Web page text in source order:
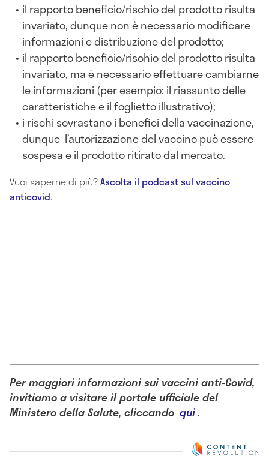
il rapporto beneficio/rischio del prodotto risulta
invariato, dunque non è necessario modificare
informazioni e distribuzione del prodotto;
il rapporto beneficio/rischio del prodotto risulta
invariato, ma è necessario effettuare cambiarne
le informazioni (per esempio: il riassunto delle
caratteristiche e il foglietto illustrativo);
i rischi sovrastano i benefici della vaccinazione,
dunque l’autorizzazione del vaccino può essere
sospesa e il prodotto ritirato dal mercato.
Vuoi saperne di più?Ascolta il podcast sul vaccino
anticovid.
Per maggiori informazioni sui vaccini anti-Covid,
invitiamo a visitare il portale ufficiale del
Ministero della Salute, cliccando qui.